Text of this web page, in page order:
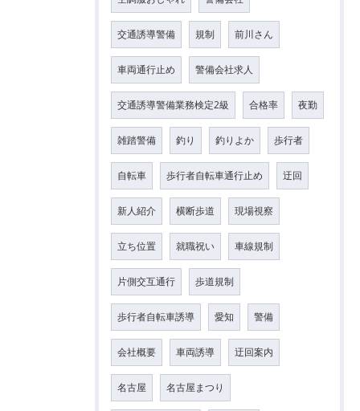
交通誘導警備 規制 前川さん
車両通行止め 警備会社求人
交通誘導警備業務検定2級 合格率 夜勤
雑踏警備 釣り 釣りよか 歩行者
自転車 歩行者自転車通行止め 迂回
新人紹介 横断歩道 現場視察
立ち位置 就職祝い 車線規制
片側交互通行 歩道規制
歩行者自転車誘導 愛知 警備
会社概要 車両誘導 迂回案内
名古屋 名古屋まつり